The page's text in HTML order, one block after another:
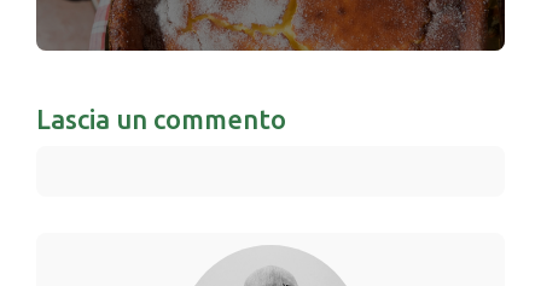
Lascia un commento